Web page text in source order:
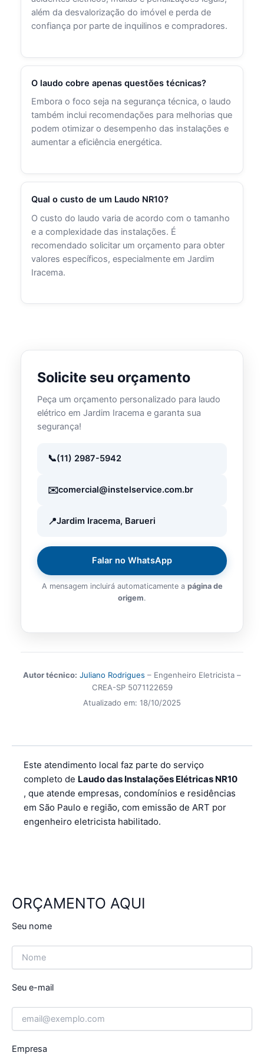
além da desvalorização do imóvel e perda de
confiança por parte de inquilinos e compradores.
O laudo cobre apenas questões técnicas?
Embora o foco seja na segurança técnica, o laudo
também inclui recomendações para melhorias que
podem otimizar o desempenho das instalações e
aumentar a eficiência energética.
Qual o custo de um Laudo NR10?
O custo do laudo varia de acordo com o tamanho
e a complexidade das instalações. É
recomendado solicitar um orçamento para obter
valores específicos, especialmente em Jardim
Iracema.
Solicite seu orçamento
Peça um orçamento personalizado para laudo
elétrico em Jardim Iracema e garanta sua
segurança!
(11) 2987-5942
comercial@instelservice.com.br
Jardim Iracema, Barueri
Falar no WhatsApp
A mensagem incluirá automaticamente a página de
origem.
Autor técnico: Juliano Rodrigues – Engenheiro Eletricista –
CREA-SP 5071122659
Atualizado em: 18/10/2025
Este atendimento local faz parte do serviço
completo de Laudo das Instalações Elétricas NR10
, que atende empresas, condomínios e residências
em São Paulo e região, com emissão de ART por
engenheiro eletricista habilitado.
ORÇAMENTO AQUI
Seu nome
Seu e-mail
Empresa